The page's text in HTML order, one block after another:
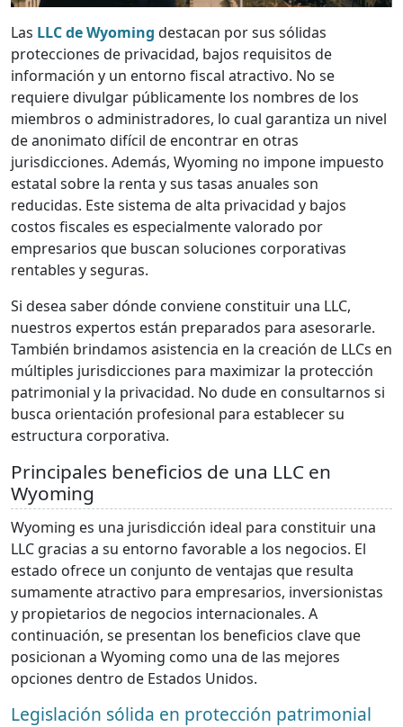
Las LLC de Wyoming destacan por sus sólidas
protecciones de privacidad, bajos requisitos de
información y un entorno fiscal atractivo. No se
requiere divulgar públicamente los nombres de los
miembros o administradores, lo cual garantiza un nivel
de anonimato difícil de encontrar en otras
jurisdicciones. Además, Wyoming no impone impuesto
estatal sobre la renta y sus tasas anuales son
reducidas. Este sistema de alta privacidad y bajos
costos fiscales es especialmente valorado por
empresarios que buscan soluciones corporativas
rentables y seguras.
Si desea saber dónde conviene constituir una LLC,
nuestros expertos están preparados para asesorarle.
También brindamos asistencia en la creación de LLCs en
múltiples jurisdicciones para maximizar la protección
patrimonial y la privacidad. No dude en consultarnos si
busca orientación profesional para establecer su
estructura corporativa.
Principales beneficios de una LLC en
Wyoming
Wyoming es una jurisdicción ideal para constituir una
LLC gracias a su entorno favorable a los negocios. El
estado ofrece un conjunto de ventajas que resulta
sumamente atractivo para empresarios, inversionistas
y propietarios de negocios internacionales. A
continuación, se presentan los beneficios clave que
posicionan a Wyoming como una de las mejores
opciones dentro de Estados Unidos.
Legislación sólida en protección patrimonial